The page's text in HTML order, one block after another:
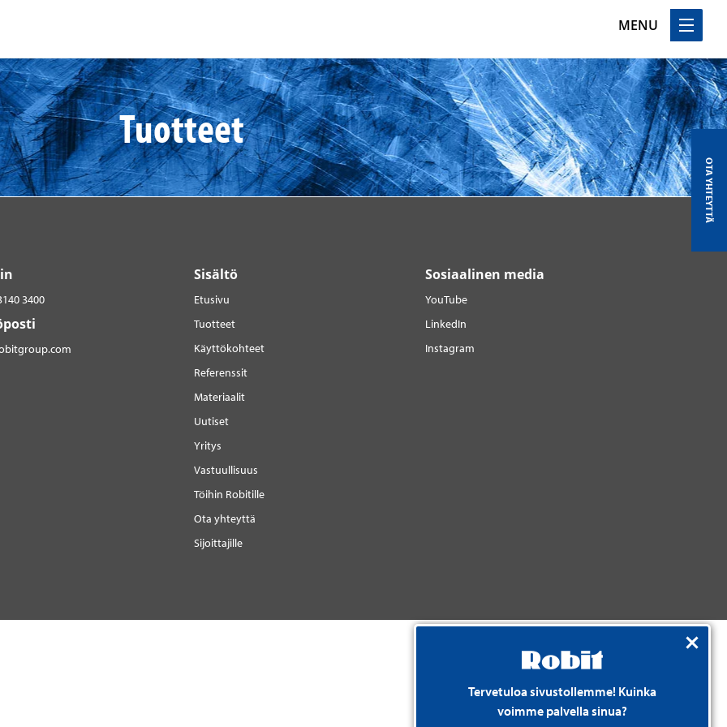
MENU
Tuotteet
OTA YHTEYTTÄ
Tervetuloa sivustollemme! Kuinka
voimme palvella sinua?
3400
Sisältö
Etusivu
Tuotteet
Käyttökohteet
Referenssit
Materiaalit
Uutiset
Yritys
Vastuullisuus
Töihin Robitille
Ota yhteyttä
Sijoittajille
Sosiaalinen media
YouTube
LinkedIn
Instagram